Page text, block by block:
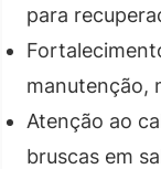
para
manutenção,
Atenção ao
bruscas em